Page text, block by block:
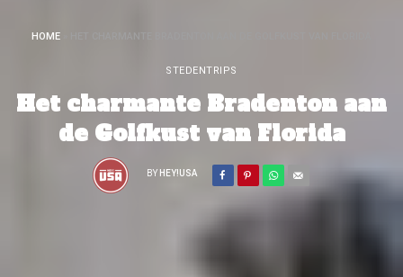
HOME»
STEDENTRIPS
Het charmante Bradenton aan
de Golfkust van Florida
BY HEY!USA